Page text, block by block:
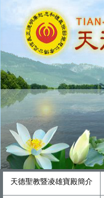
天德聖教暨凌雄寶殿簡介